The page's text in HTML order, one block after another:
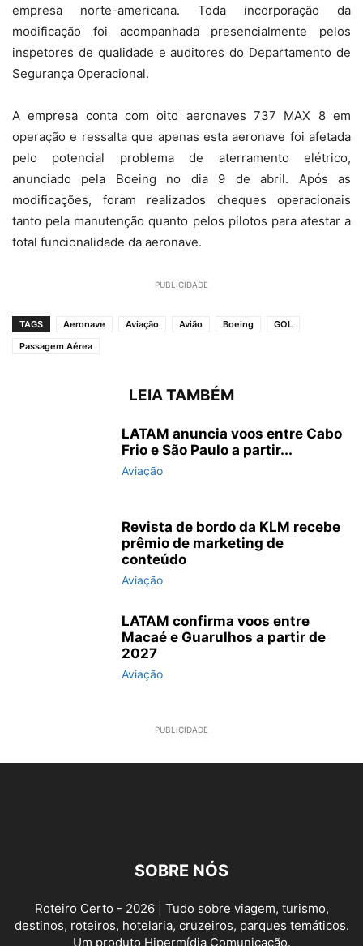
empresa norte-americana. Toda incorporação da
modificação foi acompanhada presencialmente pelos
inspetores de qualidade e auditores do Departamento de
Segurança Operacional.
A empresa conta com oito aeronaves 737 MAX 8 em
operação e ressalta que apenas esta aeronave foi afetada
pelo potencial problema de aterramento elétrico,
anunciado pela Boeing no dia 9 de abril. Após as
modificações, foram realizados cheques operacionais
tanto pela manutenção quanto pelos pilotos para atestar a
total funcionalidade da aeronave.
PUBLICIDADE
TAGS Aeronave Aviação Avião Boeing
GOL
Passagem Aérea
LEIA TAMBÉM
LATAM anuncia voos entre Cabo
Frio e São Paulo a partir...
Aviação
Revista de bordo da KLM recebe
prêmio de marketing de
conteúdo
Aviação
LATAM confirma voos entre
Macaé e Guarulhos a partir de
2027
Aviação
PUBLICIDADE
SOBRE NÓS
Roteiro Certo - 2026 | Tudo sobre viagem, turismo,
destinos, roteiros, hotelaria, cruzeiros, parques temáticos.
Um produto Hipermídia Comunicação.